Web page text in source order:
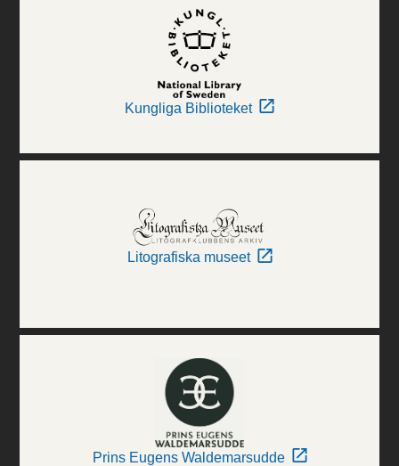
Kungliga Biblioteket
Litografiska museet
Prins Eugens Waldemarsudde